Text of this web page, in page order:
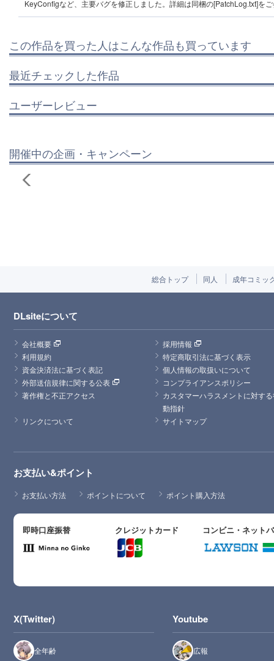
KeyConfigなど、主要バグを修正しました。詳細は同梱の[PatchLog.txt]を
この作品を買った人はこんな作品も買っています
最近チェックした作品
ユーザーレビュー
開催中の企画・キャンペーン
総合トップ 同人 成年コミッ
DLsiteについて
会社概要
採用情報
利用規約
特定商取引法に基づく表示
資金決済法に基づく表記
個人情報の取扱いについて
外部送信規律に関する公表
コンプライアンスポリシー
著作権と不正アクセス
カスタマーハラスメントに対す
動指針
リンクについて
サイトマップ
お支払い&ポイント
お支払い方法 ポイントについて ポイント購入方法
即時口座振替 クレジットカード コンビニ・ネット
X(Twitter)
全年齢
Youtube
広報